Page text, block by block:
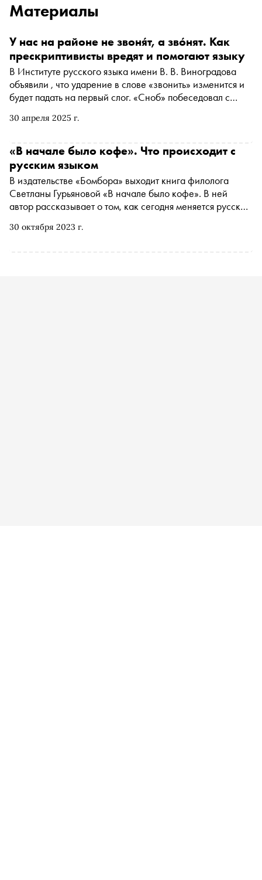
Материалы
30 апреля 2025 г.
У нас на районе не звоня́т, а зво́нят. Как
прескриптивисты вредят и помогают языку
В Институте русского языка имени В. В. Виноградова
объявили , что ударение в слове «звонить» изменится и
будет падать на первый слог. «Сноб» побеседовал с
Светланой Гурьяновой о том, зачем нужны языковые
заучивание в школах и вузах, как бытовой пуризм
вредит языку, почему граммар-наци отрицательно
влияют на грамотность окружающих, оставляя злые
комментарии в интернете и исправляя людей вживую, и
чем грозит слишком быстрое развитие языка, если его
не будут сдерживать прескриптивисты
30 октября 2023 г.
«В начале было кофе». Что происходит с
русским языком
В издательстве «Бомбора» выходит книга филолога
Светланы Гурьяновой «В начале было кофе». В ней
автор рассказывает о том, как сегодня меняется русский
отрывок